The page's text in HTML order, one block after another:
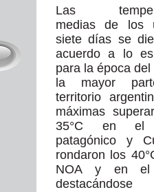
Las
medias de los
siete días se
acuerdo a lo
para la época del
la mayor
territorio
máximas
35°C en el
patagónico y
rondaron los
NOA y en el